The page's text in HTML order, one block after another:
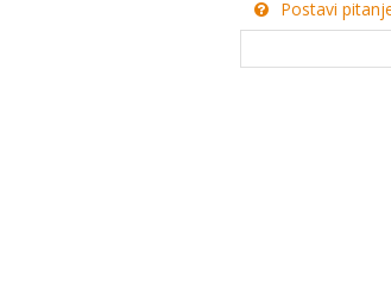
Postavi